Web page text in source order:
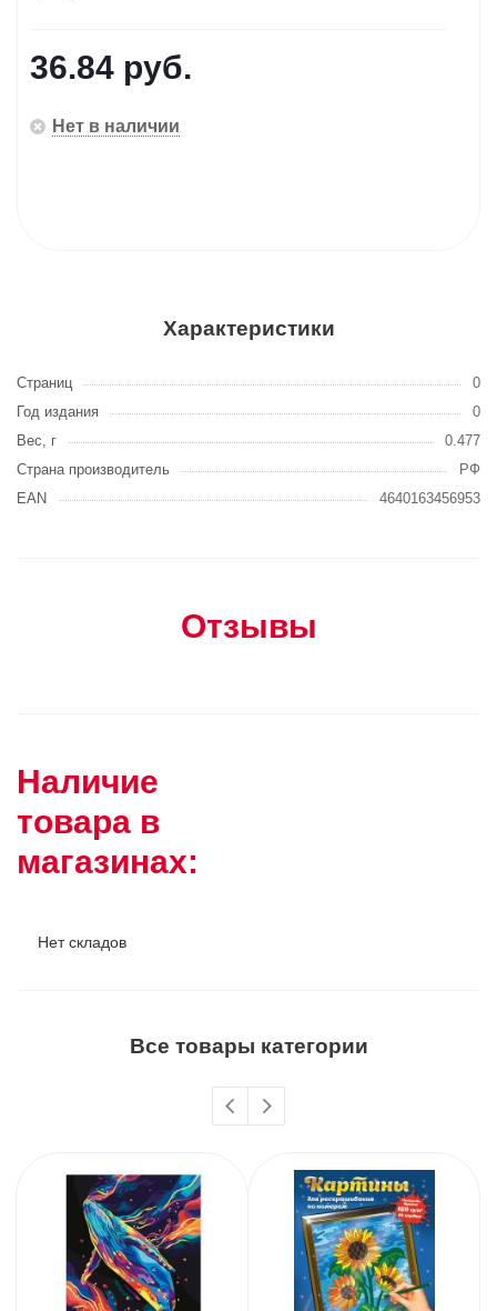
36.84 руб.
Нет в наличии
Характеристики
Страниц
0
Год издания
0
Вес, г
0.477
Страна производитель
РФ
EAN
4640163456953
Отзывы
Наличие
товара в
магазинах:
Нет складов
Все товары категории